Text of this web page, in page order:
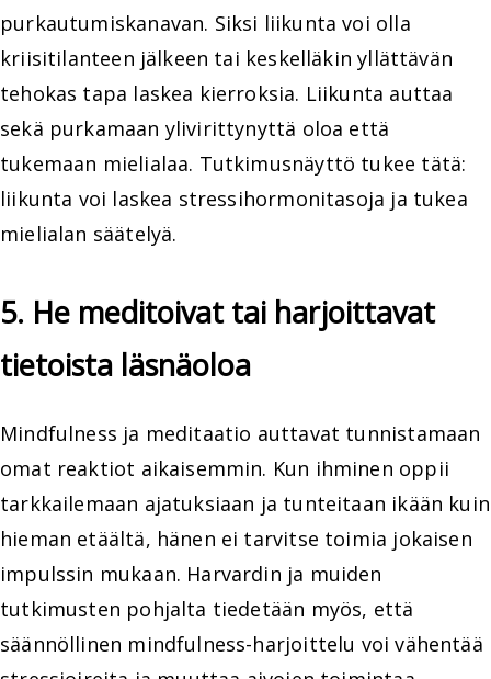
purkautumiskanavan. Siksi liikunta voi olla
kriisitilanteen jälkeen tai keskelläkin yllättävän
tehokas tapa laskea kierroksia. Liikunta auttaa
sekä purkamaan ylivirittynyttä oloa että
tukemaan mielialaa. Tutkimusnäyttö tukee tätä:
liikunta voi laskea stressihormonitasoja ja tukea
mielialan säätelyä.
5. He meditoivat tai harjoittavat
tietoista läsnäoloa
Mindfulness ja meditaatio auttavat tunnistamaan
omat reaktiot aikaisemmin. Kun ihminen oppii
tarkkailemaan ajatuksiaan ja tunteitaan ikään kuin
hieman etäältä, hänen ei tarvitse toimia jokaisen
impulssin mukaan. Harvardin ja muiden
tutkimusten pohjalta tiedetään myös, että
säännöllinen mindfulness-harjoittelu voi vähentää